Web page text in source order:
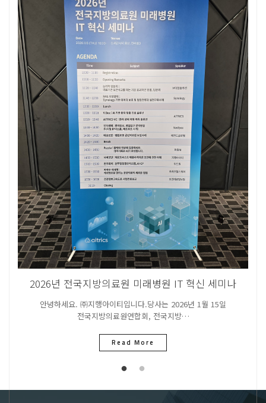
2026년 전국지방의료원 미래병원 IT 혁신 세미나
안녕하세요. ㈜지행아이티입니다.당사는 2026년 1월 15일
전국지방의료원연합회, 전국지방…
Read More